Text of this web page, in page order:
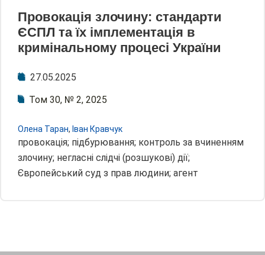
Провокація злочину: стандарти
ЄСПЛ та їх імплементація в
кримінальному процесі України
27.05.2025
Том 30, № 2, 2025
Олена Таран, Іван Кравчук
провокація; підбурювання; контроль за вчиненням
злочину; негласні слідчі (розшукові) дії;
Європейський суд з прав людини; агент